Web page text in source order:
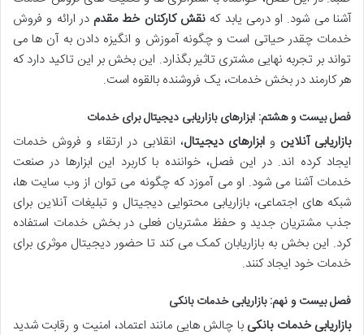
آشنا می شود. او درمی یابد که نقش کارکنان خط مقدم در ارائه و فروش
خدمات چقدر حیاتی است و چگونه آموزش و انگیزه دادن به آن ها می
تواند بر تجربه نهایی مشتری تاثیر بگذارد. این بخش بر این تاکید دارد که
هر کارمند در بخش خدمات، یک فروشنده بالقوه است.
فصل بیست و هشتم: ابزارهای بازاریابی دیجیتال برای خدمات
بازاریابی آنلاین وابزارهای دیجیتال، انقلابی در ارتقاء و فروش خدمات
ایجاد کرده اند. در این فصل، خواننده با کاربرد این ابزارها در صنعت
خدمات آشنا می شود. او می آموزد که چگونه می توان از وب سایت ها،
شبکه های اجتماعی، بازاریابی محتوایی دیجیتال و تبلیغات آنلاین برای
جذب مشتریان جدید و حفظ مشتریان فعلی در بخش خدمات استفاده
کرد. این بخش به بازاریابان کمک می کند تا حضور دیجیتال موثری برای
خدمات خود ایجاد کنند.
فصل بیست و نهم: بازاریابی خدمات بانکی
بازاریابی خدمات بانکی با چالش هایی مانند اعتماد، امنیت و رقابت شدید